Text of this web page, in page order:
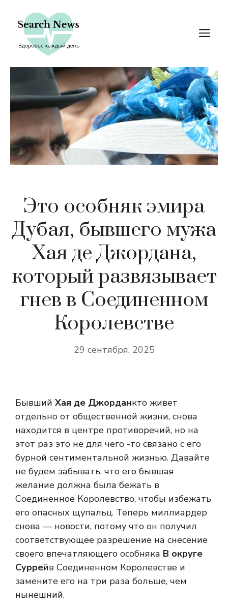
содержимому
Это особняк эмира
Дубая, бывшего мужа
Хая де Джордана,
который развязывает
гнев в Соединенном
Королевстве
29 сентября, 2025
Бывший Хая де Джорданкто живет
отдельно от общественной жизни, снова
находится в центре противоречий, но на
этот раз это не для чего -то связано с его
бурной сентиментальной жизнью. Давайте
не будем забывать, что его бывшая
желание должна была бежать в
Соединенное Королевство, чтобы избежать
его опасных щупальц. Теперь миллиардер
снова — новости, потому что он получил
соответствующее разрешение на снесение
своего впечатляющего особняка В округе
Суррейв Соединенном Королевстве и
замените его на три раза больше, чем
нынешний.